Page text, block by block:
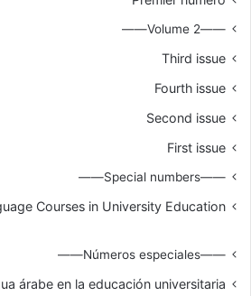
——Volume 2——
Third issue
Fourth issue
Second issue
First issue
——Special numbers——
Courses in University Education
——Números especiales——
árabe en la educación universitaria